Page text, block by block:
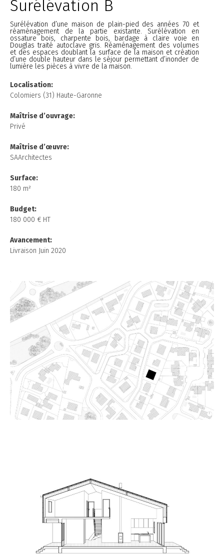
Surélévation B
Surélévation d’une maison de plain-pied des années 70 et
réaménagement de la partie existante. Surélévation en
ossature bois, charpente bois, bardage à claire voie en
Douglas traité autoclave gris. Réaménagement des volumes
et des espaces doublant la surface de la maison et création
d’une double hauteur dans le séjour permettant d’inonder de
lumière les pièces à vivre de la maison.
Localisation:
Colomiers (31) Haute-Garonne
Maîtrise d’ouvrage:
Privé
Maîtrise d’œuvre:
SAArchitectes
Surface:
180 m²
Budget:
180 000 € HT
Avancement:
Livraison Juin 2020